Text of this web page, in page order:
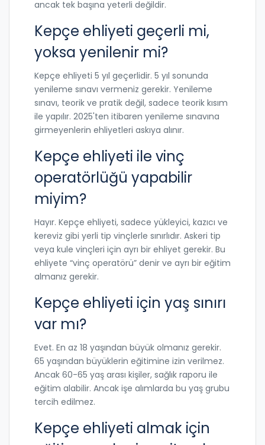
ancak tek başına yeterli değildir.
Kepçe ehliyeti geçerli mi,
yoksa yenilenir mi?
Kepçe ehliyeti 5 yıl geçerlidir. 5 yıl sonunda
yenileme sınavı vermeniz gerekir. Yenileme
sınavı, teorik ve pratik değil, sadece teorik kısım
ile yapılır. 2025'ten itibaren yenileme sınavına
girmeyenlerin ehliyetleri askıya alınır.
Kepçe ehliyeti ile vinç
operatörlüğü yapabilir
miyim?
Hayır. Kepçe ehliyeti, sadece yükleyici, kazıcı ve
kereviz gibi yerli tip vinçlerle sınırlıdır. Askeri tip
veya kule vinçleri için ayrı bir ehliyet gerekir. Bu
ehliyete “vinç operatörü” denir ve ayrı bir eğitim
almanız gerekir.
Kepçe ehliyeti için yaş sınırı
var mı?
Evet. En az 18 yaşından büyük olmanız gerekir.
65 yaşından büyüklerin eğitimine izin verilmez.
Ancak 60-65 yaş arası kişiler, sağlık raporu ile
eğitim alabilir. Ancak işe alımlarda bu yaş grubu
tercih edilmez.
Kepçe ehliyeti almak için